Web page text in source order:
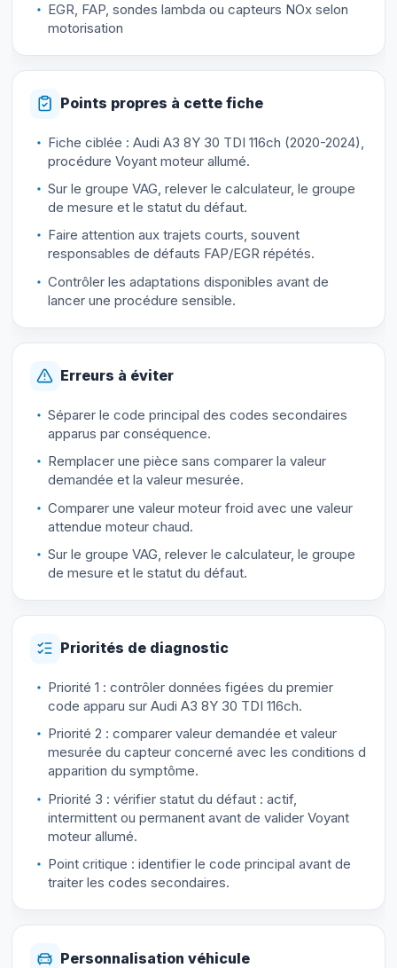
EGR, FAP, sondes lambda ou capteurs NOx selon
motorisation
Points propres à cette fiche
Fiche ciblée : Audi A3 8Y 30 TDI 116ch (2020-2024),
procédure Voyant moteur allumé.
Sur le groupe VAG, relever le calculateur, le groupe
de mesure et le statut du défaut.
Faire attention aux trajets courts, souvent
responsables de défauts FAP/EGR répétés.
Contrôler les adaptations disponibles avant de
lancer une procédure sensible.
Erreurs à éviter
Séparer le code principal des codes secondaires
apparus par conséquence.
Remplacer une pièce sans comparer la valeur
demandée et la valeur mesurée.
Comparer une valeur moteur froid avec une valeur
attendue moteur chaud.
Sur le groupe VAG, relever le calculateur, le groupe
de mesure et le statut du défaut.
Priorités de diagnostic
Priorité 1 : contrôler données figées du premier
code apparu sur Audi A3 8Y 30 TDI 116ch.
Priorité 2 : comparer valeur demandée et valeur
mesurée du capteur concerné avec les conditions d
apparition du symptôme.
Priorité 3 : vérifier statut du défaut : actif,
intermittent ou permanent avant de valider Voyant
moteur allumé.
Point critique : identifier le code principal avant de
traiter les codes secondaires.
Personnalisation véhicule